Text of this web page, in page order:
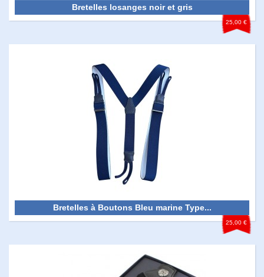
Bretelles losanges noir et gris
25,00 €
Bretelles à Boutons Bleu marine Type...
25,00 €